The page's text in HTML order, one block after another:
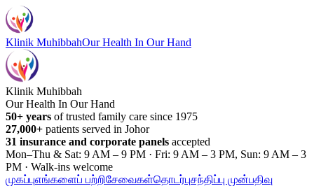
Klinik MuhibbahOur Health In Our Hand
Klinik Muhibbah
Our Health In Our Hand
50+ years of trusted family care since 1975
27,000+ patients served in Johor
31 insurance and corporate panels accepted
Mon–Thu & Sat: 9 AM – 9 PM · Fri: 9 AM – 3 PM, Sun: 9 AM – 3
PM · Walk-ins welcome
முகப்புஎங்களைப் பற்றிசேவைகள்தொடர்புசந்திப்பு முன்பதிவு